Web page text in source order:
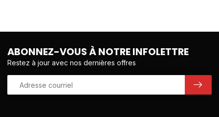
ABONNEZ-VOUS À NOTRE INFOLETTRE
Restez à jour avec nos dernières offres